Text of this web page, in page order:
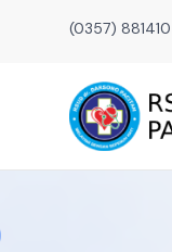
(0357) 881410